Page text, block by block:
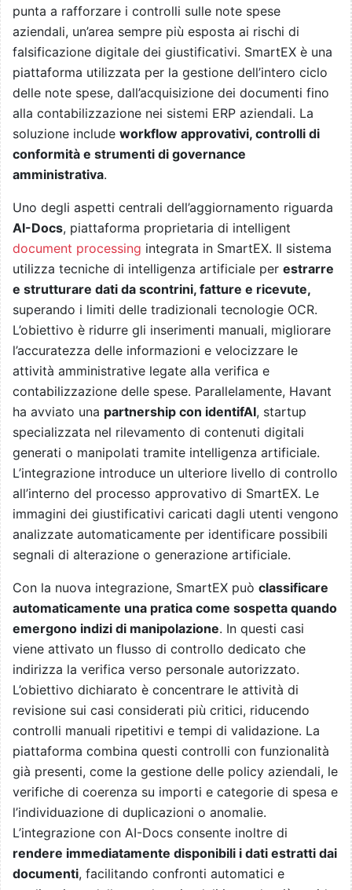
punta a rafforzare i controlli sulle note spese
aziendali, un’area sempre più esposta ai rischi di
falsificazione digitale dei giustificativi. SmartEX è una
piattaforma utilizzata per la gestione dell’intero ciclo
delle note spese, dall’acquisizione dei documenti fino
alla contabilizzazione nei sistemi ERP aziendali. La
soluzione include workflow approvativi, controlli di
conformità e strumenti di governance
amministrativa.
Uno degli aspetti centrali dell’aggiornamento riguarda
AI-Docs, piattaforma proprietaria di intelligent
document processing integrata in SmartEX. Il sistema
utilizza tecniche di intelligenza artificiale per estrarre
e strutturare dati da scontrini, fatture e ricevute,
superando i limiti delle tradizionali tecnologie OCR.
L’obiettivo è ridurre gli inserimenti manuali, migliorare
l’accuratezza delle informazioni e velocizzare le
attività amministrative legate alla verifica e
contabilizzazione delle spese. Parallelamente, Havant
ha avviato una partnership con identifAI, startup
specializzata nel rilevamento di contenuti digitali
generati o manipolati tramite intelligenza artificiale.
L’integrazione introduce un ulteriore livello di controllo
all’interno del processo approvativo di SmartEX. Le
immagini dei giustificativi caricati dagli utenti vengono
analizzate automaticamente per identificare possibili
segnali di alterazione o generazione artificiale.
Con la nuova integrazione, SmartEX può classificare
automaticamente una pratica come sospetta quando
emergono indizi di manipolazione. In questi casi
viene attivato un flusso di controllo dedicato che
indirizza la verifica verso personale autorizzato.
L’obiettivo dichiarato è concentrare le attività di
revisione sui casi considerati più critici, riducendo
controlli manuali ripetitivi e tempi di validazione. La
piattaforma combina questi controlli con funzionalità
già presenti, come la gestione delle policy aziendali, le
verifiche di coerenza su importi e categorie di spesa e
l’individuazione di duplicazioni o anomalie.
L’integrazione con AI-Docs consente inoltre di
rendere immediatamente disponibili i dati estratti dai
documenti, facilitando confronti automatici e